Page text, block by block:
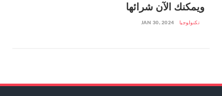
ويمكنك الآن شرائها
تكنولوجيا JAN 30, 2024